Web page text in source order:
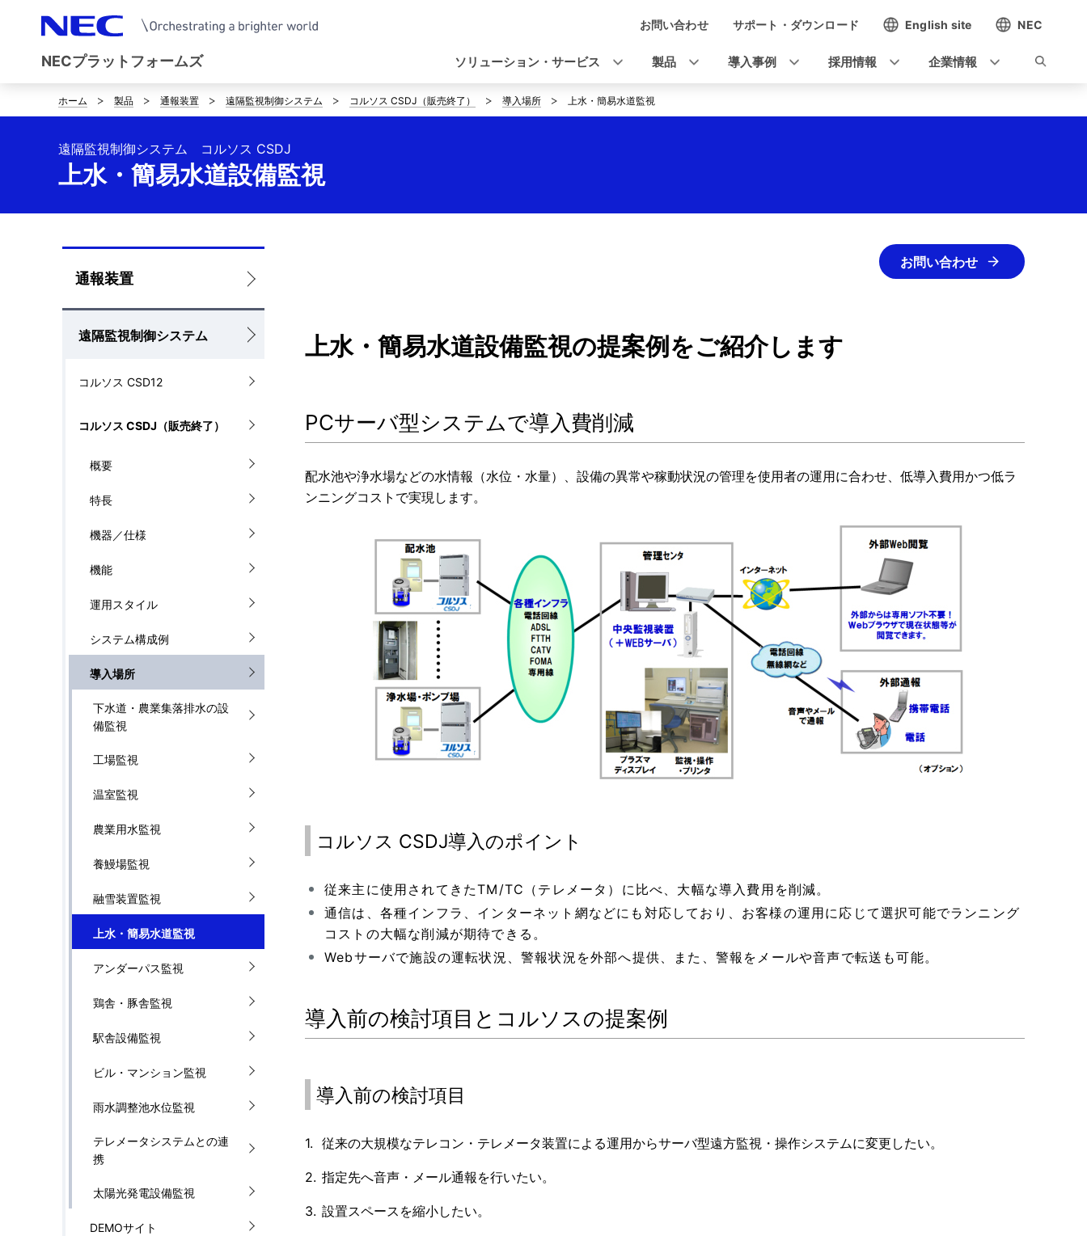
NECプラットフォームズ
ゲ
ー
お問い合わせ サポート・ダウンロード English site NEC
ソリューション・サービス 製品 導入事例 採用情報 企業情報
サ
イ
ト
現
ホーム 製品 通報装置 遠隔監視制御システム コルソス CSDJ（販売終了） 導入場所 上水・簡易水道監視
上水・簡易水道設備監視
遠隔監視制御システム コルソス CSDJ
ロ
ー
カ
ル
ビ
通報装置
遠隔監視制御システム
コルソス CSD12
コルソス CSDJ（販売終了）
概要
特長
機器／仕様
機能
運用スタイル
システム構成例
導入場所
下水道・農業集落排水の設
備監視
工場監視
温室監視
農業用水監視
養鰻場監視
融雪装置監視
上水・簡易水道監視
アンダーパス監視
鶏舎・豚舎監視
駅舎設備監視
ビル・マンション監視
雨水調整池水位監視
テレメータシステムとの連
携
太陽光発電設備監視
DEMOサイト
お問い合わせ
上水・簡易水道設備監視の提案例をご紹介します
PCサーバ型システムで導入費削減
配水池や浄水場などの水情報（水位・水量）、設備の異常や稼動状況の管理を使用者の運用に合わせ、低導入費用かつ低ラ
ンニングコストで実現します。
コルソス CSDJ導入のポイント
従来主に使用されてきたTM/TC（テレメータ）に比べ、大幅な導入費用を削減。
通信は、各種インフラ、インターネット網などにも対応しており、お客様の運用に応じて選択可能でランニング
コストの大幅な削減が期待できる。
Webサーバで施設の運転状況、警報状況を外部へ提供、また、警報をメールや音声で転送も可能。
導入前の検討項目とコルソスの提案例
導入前の検討項目
従来の大規模なテレコン・テレメータ装置による運用からサーバ型遠方監視・操作システムに変更したい。
指定先へ音声・メール通報を行いたい。
設置スペースを縮小したい。